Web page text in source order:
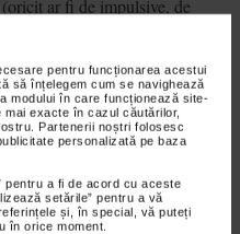
pentru funcționarea acestui
să înțelegem cum se navighează
modului în care funcționează site-
exacte în cazul căutărilor,
Partenerii noștri folosesc
personalizată pe baza
pentru a fi de acord cu aceste
setările” pentru a vă
și, în special, vă puteți
în orice moment.
ar fi de impulsive, de
In pamflet, cuvintele
jur otrava; dar isi innobileaza
Pamfletul isi justifica,
este si un artist autentic,
posteritate. Pamfletul, scria
actual si jumatate etern.
incape in Faust. Idealul